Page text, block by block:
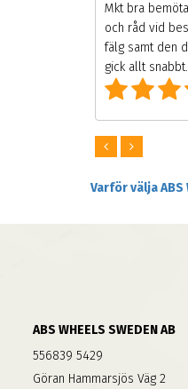
Mkt bra
och råd vid
fälg samt den
gick allt snabbt.
Varför välja ABS
ABS WHEELS SWEDEN AB
556839 5429
Göran Hammarsjös Väg 2